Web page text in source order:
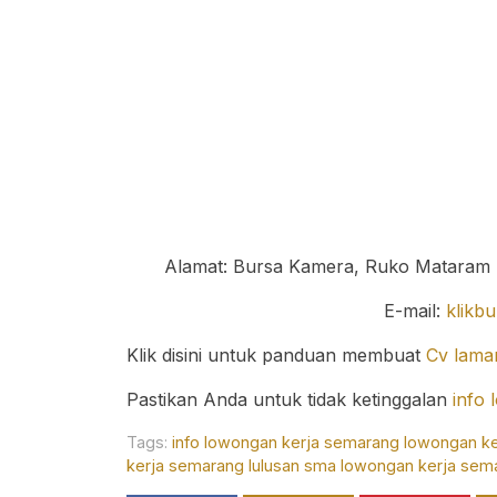
Alamat: Bursa Kamera, Ruko
E-mail:
Klik disini untuk panduan membuat Cv
Pastikan Anda untuk tidak ketinggalan info
Tags: info lowongan kerja semarang lowongan
kerja semarang lulusan sma lowongan kerja